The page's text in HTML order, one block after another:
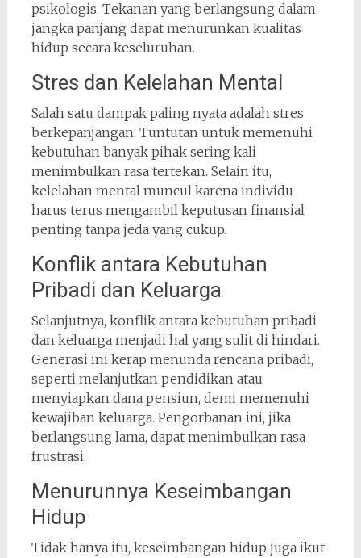
psikologis. Tekanan yang berlangsung dalam
jangka panjang dapat menurunkan kualitas
hidup secara keseluruhan.
Stres dan Kelelahan Mental
Salah satu dampak paling nyata adalah stres
berkepanjangan. Tuntutan untuk memenuhi
kebutuhan banyak pihak sering kali
menimbulkan rasa tertekan. Selain itu,
kelelahan mental muncul karena individu
harus terus mengambil keputusan finansial
penting tanpa jeda yang cukup.
Konflik antara Kebutuhan
Pribadi dan Keluarga
Selanjutnya, konflik antara kebutuhan pribadi
dan keluarga menjadi hal yang sulit di hindari.
Generasi ini kerap menunda rencana pribadi,
seperti melanjutkan pendidikan atau
menyiapkan dana pensiun, demi memenuhi
kewajiban keluarga. Pengorbanan ini, jika
berlangsung lama, dapat menimbulkan rasa
frustrasi.
Menurunnya Keseimbangan
Hidup
Tidak hanya itu, keseimbangan hidup juga ikut